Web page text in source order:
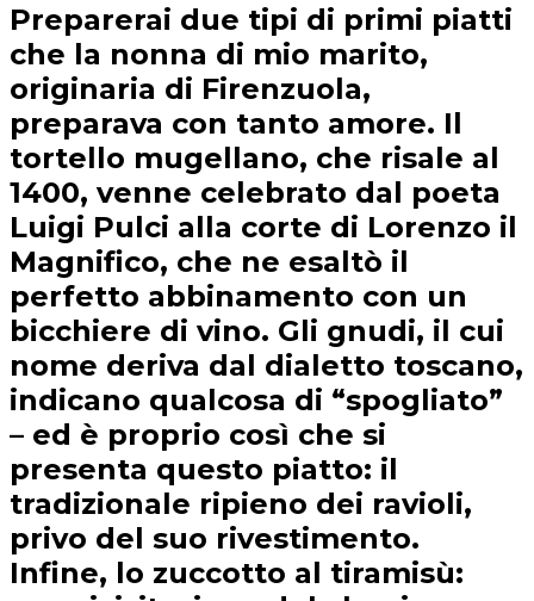
Preparerai due tipi di primi piatti
che la nonna di mio marito,
originaria di Firenzuola,
preparava con tanto amore. Il
tortello mugellano, che risale al
1400, venne celebrato dal poeta
Luigi Pulci alla corte di Lorenzo il
Magnifico, che ne esaltò il
perfetto abbinamento con un
bicchiere di vino. Gli gnudi, il cui
nome deriva dal dialetto toscano,
indicano qualcosa di “spogliato”
– ed è proprio così che si
presenta questo piatto: il
tradizionale ripieno dei ravioli,
privo del suo rivestimento.
Infine, lo zuccotto al tiramisù: